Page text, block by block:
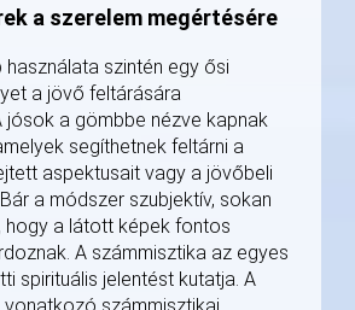
a szerelem megértésére
szintén egy ősi
a jövő feltárására
jósok a gömbbe nézve kapnak
segíthetnek feltárni a
aspektusait vagy a jövőbeli
a módszer szubjektív, sokan
hogy a látott képek fontos
A számmisztika az egyes
spirituális jelentést kutatja. A